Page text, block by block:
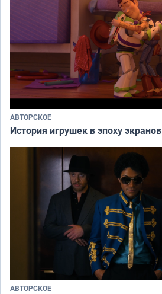
АВТОРСКОЕ
История игрушек в эпоху экранов
АВТОРСКОЕ